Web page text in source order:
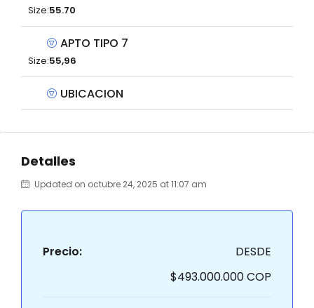
Size:55.70
APTO TIPO 7
Size:55,96
UBICACION
Detalles
Updated on octubre 24, 2025 at 11:07 am
Precio:
DESDE
$493.000.000 COP